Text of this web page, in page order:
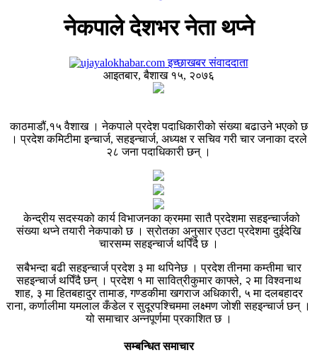
नेकपाले देशभर नेता थप्ने
इच्छाखबर संवाददाता
आइतबार, बैशाख १५, २०७६
काठमाडौं,१५ वैशाख । नेकपाले प्रदेश पदाधिकारीको संख्या बढाउने भएको छ
। प्रदेश कमिटीमा इन्चार्ज, सहइन्चार्ज, अध्यक्ष र सचिव गरी चार जनाका दरले
२८ जना पदाधिकारी छन् ।
केन्द्रीय सदस्यको कार्य विभाजनका क्रममा सातै प्रदेशमा सहइन्चार्जको
संख्या थप्ने तयारी नेकपाको छ । स्रोतका अनुसार एउटा प्रदेशमा दुईदेखि
चारसम्म सहइन्चार्ज थपिँदै छ ।
सबैभन्दा बढी सहइन्चार्ज प्रदेश ३ मा थपिनेछ । प्रदेश तीनमा कम्तीमा चार
सहइन्चार्ज थपिँदै छन् । प्रदेश १ मा सावित्रीकुमार काफ्ले, २ मा विश्वनाथ
शाह, ३ मा हितबहादुर तामाङ, गण्डकीमा खगराज अधिकारी, ५ मा दलबहादर
राना, कर्णालीमा यमलाल कँडेल र सुदूरपश्चिममा लक्ष्मण जोशी सहइन्चार्ज छन् ।
यो समाचार अन्नपूर्णमा प्रकाशित छ ।
सम्बन्धित समाचार